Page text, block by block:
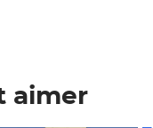
aimer